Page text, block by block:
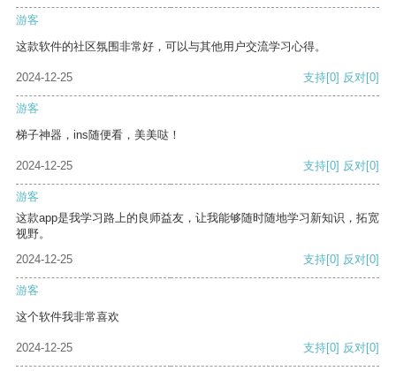
游客
这款软件的社区氛围非常好，可以与其他用户交流学习心得。
2024-12-25 支持[0] 反对[0]
游客
梯子神器，ins随便看，美美哒！
2024-12-25 支持[0] 反对[0]
游客
这款app是我学习路上的良师益友，让我能够随时随地学习新知识，拓宽
视野。
2024-12-25
支持[0] 反对[0]
游客
这个软件我非常喜欢
2024-12-25 支持[0] 反对[0]